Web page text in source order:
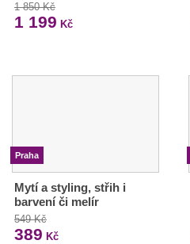
1 850 Kč
1 199 Kč
Praha
Mytí a styling, střih i
barvení či melír
549 Kč
389 Kč